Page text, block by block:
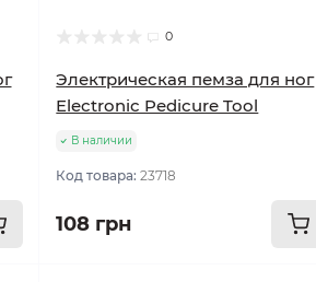
0
Электрическая пемза для ног
Electronic Pedicure Tool
В наличии
Код товара:23718
108 грн